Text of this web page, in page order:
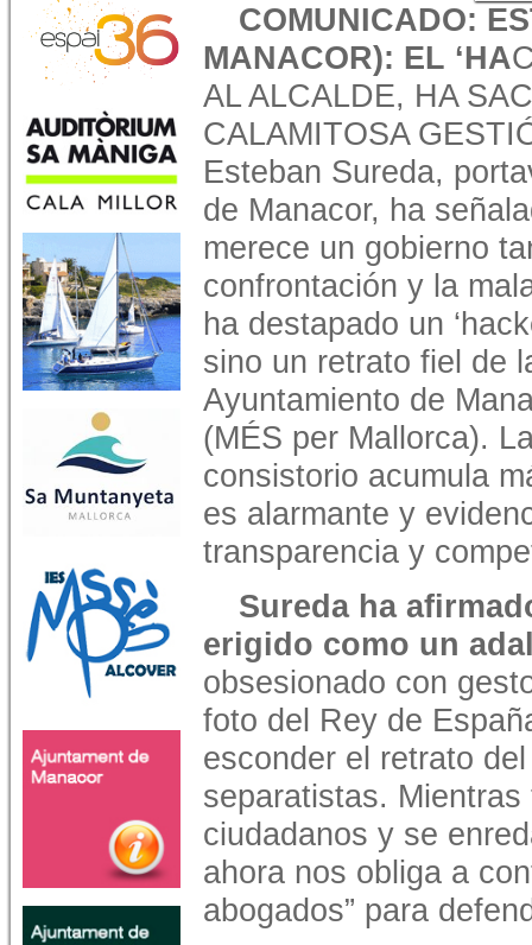
COMUNICADO:
MANACOR): EL ‘HA
AL ALCALDE, HA
CALAMITOSA
Esteban Sureda,
de Manacor, ha
merece un gobierno
confrontación y la
ha destapado un
sino un retrato fiel de
Ayuntamiento de
(MÉS per Mallorca).
consistorio acumula
es alarmante y
transparencia y
Sureda ha
erigido como un
obsesionado con
foto del Rey de
esconder el retrato
separatistas.
ciudadanos y se
ahora nos obliga a
abogados” para